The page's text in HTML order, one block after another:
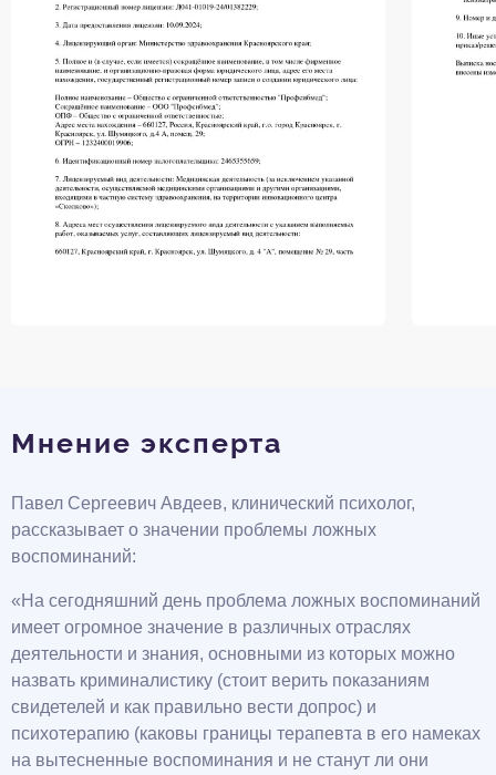
Мнение эксперта
Павел Сергеевич Авдеев, клинический психолог,
рассказывает о значении проблемы ложных
воспоминаний:
«На сегодняшний день проблема ложных воспоминаний
имеет огромное значение в различных отраслях
деятельности и знания, основными из которых можно
назвать криминалистику (стоит верить показаниям
свидетелей и как правильно вести допрос) и
психотерапию (каковы границы терапевта в его намеках
на вытесненные воспоминания и не станут ли они